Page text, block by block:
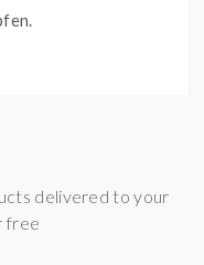
delivered to your
free